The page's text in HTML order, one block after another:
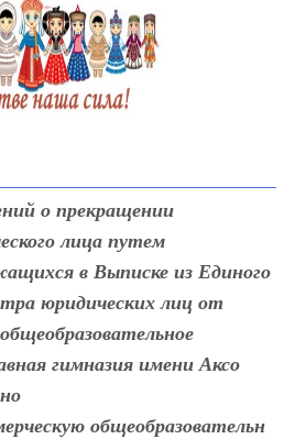
о прекращении
лица путем
в Выписке из Единого
юридических лиц от
гимназия имени Аксо
общеобразовательн